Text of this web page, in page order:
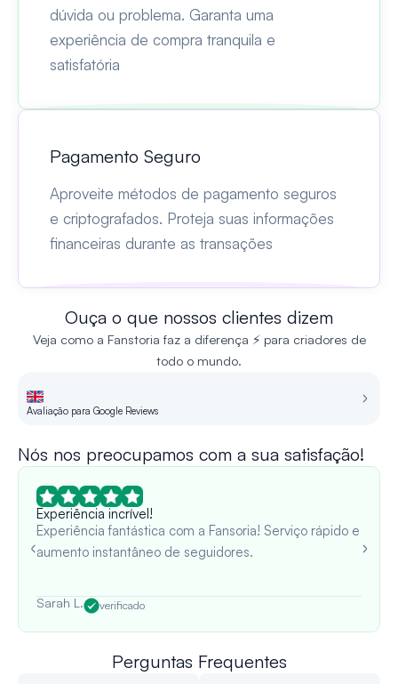
dúvida ou problema. Garanta uma
experiência de compra tranquila e
satisfatória
Pagamento Seguro
Aproveite métodos de pagamento seguros
e criptografados. Proteja suas informações
financeiras durante as transações
Ouça o que nossos clientes dizem
Veja como a Fanstoria faz a diferença ⚡ para criadores de
todo o mundo.
Avaliação para Google Reviews
Nós nos preocupamos com a sua satisfação!
Experiência incrível!
Experiência fantástica com a Fansoria! Serviço rápido e
aumento instantâneo de seguidores.
Sarah L. verificado
Perguntas Frequentes